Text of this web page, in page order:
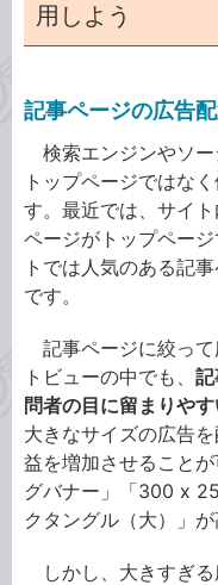
用しよう
記事ページの広告
検索エンジンやソー
トップページではな
す。最近では、サイ
ページがトップペー
トでは人気のある記
です。
記事ページに絞って
トビューの中でも、
問者の目に留まりや
大きなサイズの広告
益を増加させること
グバナー」「300 x
クタングル（大）」
しかし、大きすぎる